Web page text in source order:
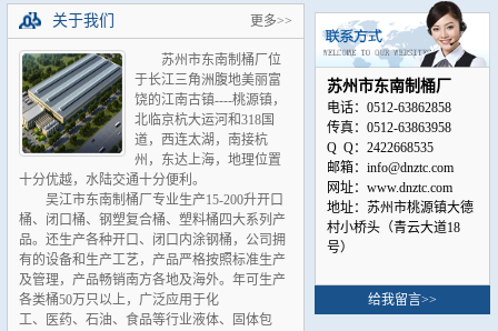
更多>>
关于我们
苏州市东南制桶厂位
于长江三角洲腹地美丽富
饶的江南古镇----桃源镇，
北临京杭大运河和318国
道，西连太湖，南接杭
州，东达上海，地理位置
十分优越，水陆交通十分便利。
吴江市东南制桶厂专业生产15-200升开口
桶、闭口桶、钢塑复合桶、塑料桶四大系列产
品。还生产各种开口、闭口内涂钢桶，公司拥
有的设备和生产工艺，产品严格按照标准生产
及管理，产品畅销南方各地及海外。年可生产
各类桶50万只以上，广泛应用于化
工、医药、石油、食品等行业液体、固体包
苏州市东南制桶厂
电话：0512-63862858
传真：0512-63863958
Q Q：2422668535
邮箱：info@dnztc.com
网址：www.dnztc.com
地址：苏州市桃源镇大德
村小桥头（青云大道18
号）
给我留言>>